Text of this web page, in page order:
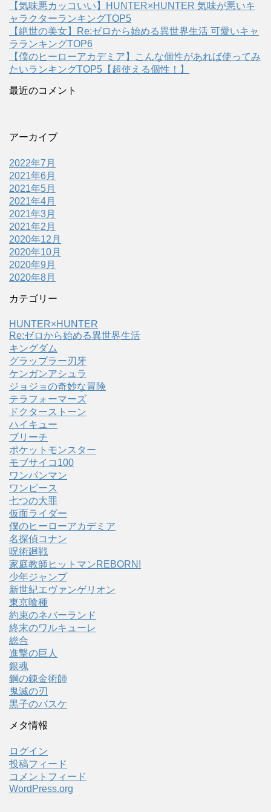
【気味悪カッコいい】HUNTER×HUNTER 気味が悪いキ
ャラクターランキングTOP5
【絶世の美女】Re:ゼロから始める異世界生活 可愛いキャ
ラランキングTOP6
【僕のヒーローアカデミア】こんな個性があれば使ってみ
たいランキングTOP5【超使える個性！】
最近のコメント
アーカイブ
2022年7月
2021年6月
2021年5月
2021年4月
2021年3月
2021年2月
2020年12月
2020年10月
2020年9月
2020年8月
カテゴリー
HUNTER×HUNTER
Re:ゼロから始める異世界生活
キングダム
グラップラー刃牙
ケンガンアシュラ
ジョジョの奇妙な冒険
テラフォーマーズ
ドクターストーン
ハイキュー
ブリーチ
ポケットモンスター
モブサイコ100
ワンパンマン
ワンピース
七つの大罪
仮面ライダー
僕のヒーローアカデミア
名探偵コナン
呪術廻戦
家庭教師ヒットマンREBORN!
少年ジャンプ
新世紀エヴァンゲリオン
東京喰種
約束のネバーランド
終末のワルキューレ
総合
進撃の巨人
銀魂
鋼の錬金術師
鬼滅の刃
黒子のバスケ
メタ情報
ログイン
投稿フィード
コメントフィード
WordPress.org